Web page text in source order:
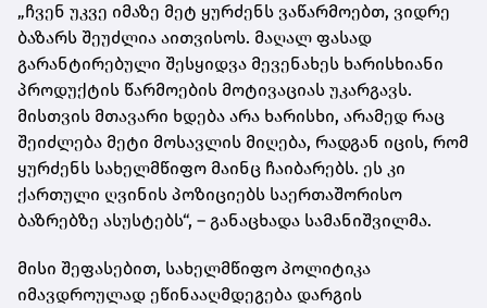
„ჩვენ უკვე იმაზე მეტ ყურძენს ვაწარმოებთ, ვიდრე
ბაზარს შეუძლია აითვისოს. მაღალ ფასად
გარანტირებული შესყიდვა მევენახეს ხარისხიანი
პროდუქტის წარმოების მოტივაციას უკარგავს.
მისთვის მთავარი ხდება არა ხარისხი, არამედ რაც
შეიძლება მეტი მოსავლის მიღება, რადგან იცის, რომ
ყურძენს სახელმწიფო მაინც ჩაიბარებს. ეს კი
ქართული ღვინის პოზიციებს საერთაშორისო
ბაზრებზე ასუსტებს“, – განაცხადა სამანიშვილმა.
მისი შეფასებით, სახელმწიფო პოლიტიკა
იმავდროულად ეწინააღმდეგება დარგის